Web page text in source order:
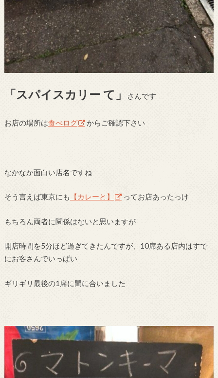
「スパイスカリー て」 さんです
お店の場所は食べログ からご確認下さい
なかなか面白い店名ですね
そう言えば東京にも 【カレーと】 ってお店あったっけ
もちろん両者に関係はないと思いますが
開店時間を5分ほど過ぎてきたんですが、10席ある店内はすで
にお客さんでいっぱい
ギリギリ最後の1席に間に合いました